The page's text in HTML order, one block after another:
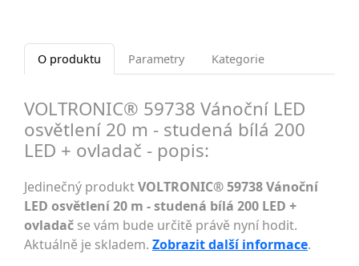
O produktu Parametry Kategorie
VOLTRONIC® 59738 Vánoční LED
osvětlení 20 m - studená bílá 200
LED + ovladač - popis:
Jedinečný produktVOLTRONIC® 59738 Vánoční
LED osvětlení 20 m - studená bílá 200 LED +
ovladač se vám bude určitě právě nyní hodit.
Aktuálně je skladem. Zobrazit další informace.